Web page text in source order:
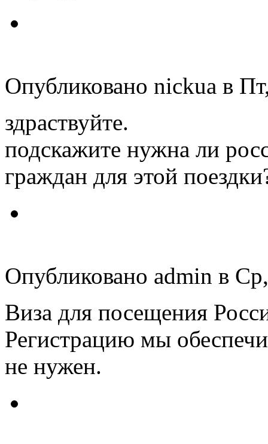
Опубликовано nickua в
здраствуйте.
подскажите нужна ли
граждан для этой
Опубликовано admin в
Виза для посещения
Регистрацию мы
не нужен.